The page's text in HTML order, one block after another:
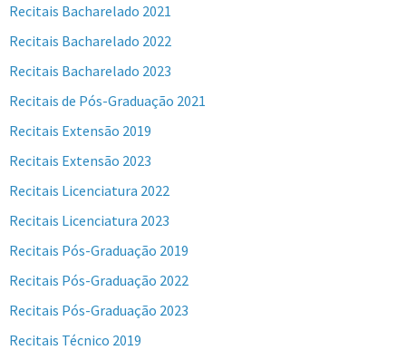
Recitais Bacharelado 2021
Recitais Bacharelado 2022
Recitais Bacharelado 2023
Recitais de Pós-Graduação 2021
Recitais Extensão 2019
Recitais Extensão 2023
Recitais Licenciatura 2022
Recitais Licenciatura 2023
Recitais Pós-Graduação 2019
Recitais Pós-Graduação 2022
Recitais Pós-Graduação 2023
Recitais Técnico 2019